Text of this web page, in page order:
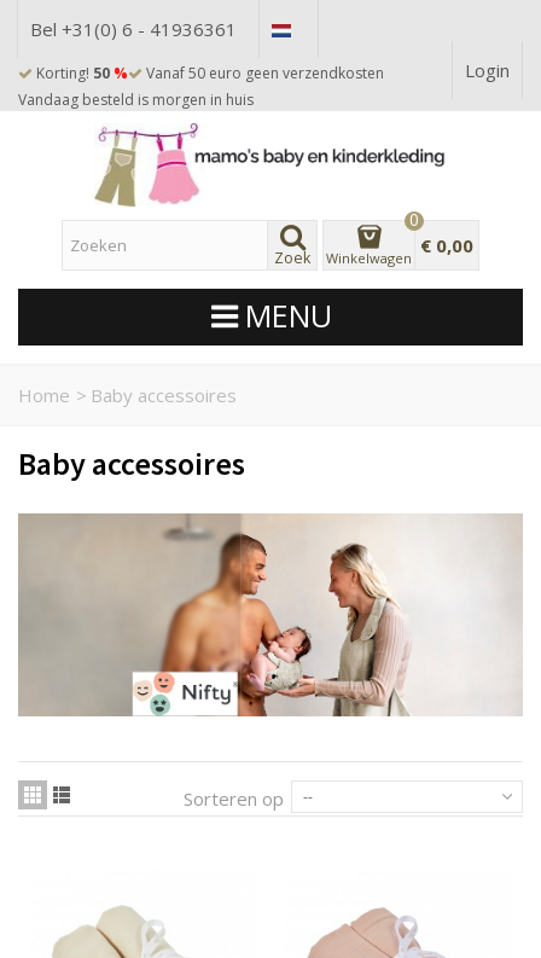
Bel +31(0) 6 - 41936361
Korting! 50 %
Vanaf 50 euro geen verzendkosten
Vandaag besteld is morgen in huis
Login
Zoek Winkelwagen
0
€ 0,00
MENU
Home > Baby accessoires
Baby accessoires
Sorteren op --